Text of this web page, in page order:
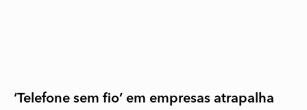
‘Telefone sem fio’ em empresas atrapalha